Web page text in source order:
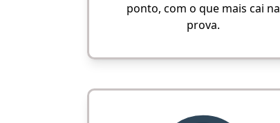
ponto, com o que mais cai na
prova.